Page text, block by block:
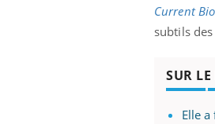
Current
subtils
SUR
Elle